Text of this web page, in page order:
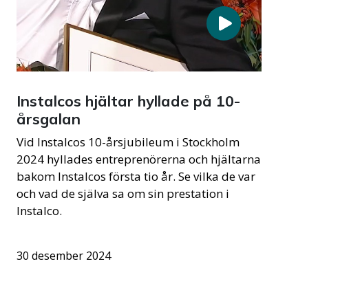
Instalcos hjältar hyllade på 10-
årsgalan
Vid Instalcos 10-årsjubileum i Stockholm
2024 hyllades entreprenörerna och hjältarna
bakom Instalcos första tio år. Se vilka de var
och vad de själva sa om sin prestation i
Instalco.
30 desember 2024